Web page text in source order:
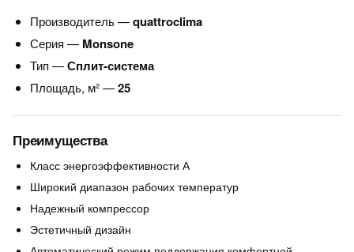
Производитель —quattroclima
Серия — Monsone
Тип —Сплит-система
Площадь, м² —25
Преимущества
Класс энергоэффективности А
Широкий диапазон рабочих температур
Надежный компрессор
Эстетичный дизайн